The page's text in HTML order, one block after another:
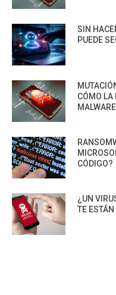
SIN
PUEDE
CÓMO LA
MALWARE
CÓDIGO?
¿UN
TE